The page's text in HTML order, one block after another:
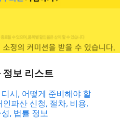
보 리스트
시, 어떻게 준비해야 할
파산 신청, 절차, 비용,
, 법률 정보